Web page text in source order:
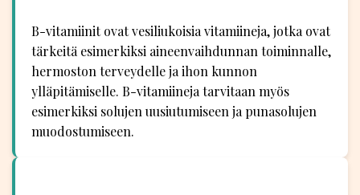
B-vitamiinit ovat vesiliukoisia vitamiineja, jotka ovat
tärkeitä esimerkiksi aineenvaihdunnan toiminnalle,
hermoston terveydelle ja ihon kunnon
ylläpitämiselle. B-vitamiineja tarvitaan myös
esimerkiksi solujen uusiutumiseen ja punasolujen
muodostumiseen.